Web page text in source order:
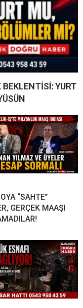
BEKLENTİSİ: YURT
“SAHTE”
GERÇEK MAAŞI